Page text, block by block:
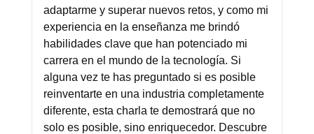
adaptarme y superar nuevos retos, y como mi
experiencia en la enseñanza me brindó
habilidades clave que han potenciado mi
carrera en el mundo de la tecnología. Si
alguna vez te has preguntado si es posible
reinventarte en una industria completamente
diferente, esta charla te demostrará que no
solo es posible, sino enriquecedor. Descubre